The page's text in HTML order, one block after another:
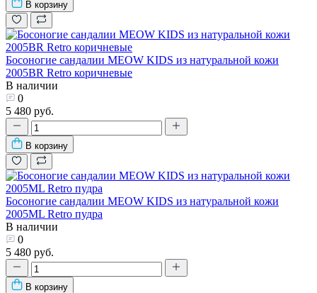
В корзину
Босоногие сандалии MEOW KIDS из натуральной кожи
2005BR Retro коричневые
В наличии
0
5 480 руб.
В корзину
Босоногие сандалии MEOW KIDS из натуральной кожи
2005ML Retro пудра
В наличии
0
5 480 руб.
В корзину